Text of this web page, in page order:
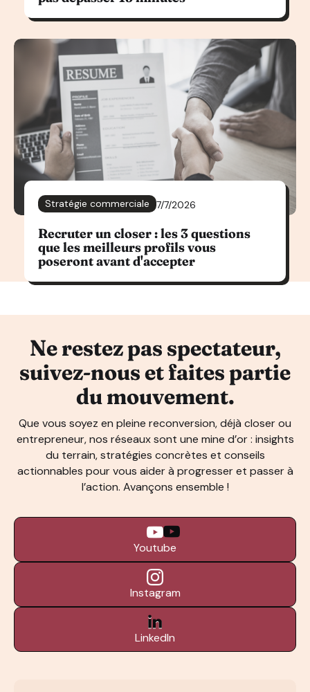
Stratégie commerciale 7/7/2026
Recruter un closer : les 3 questions
que les meilleurs profils vous
poseront avant d'accepter
Ne restez pas spectateur,
suivez-nous et faites partie
du mouvement.
Que vous soyez en pleine reconversion, déjà closer ou
entrepreneur, nos réseaux sont une mine d’or : insights
du terrain, stratégies concrètes et conseils
actionnables pour vous aider à progresser et passer à
l’action. Avançons ensemble !
Youtube
Instagram
LinkedIn